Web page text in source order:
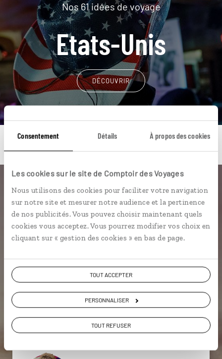
Consentement Détails À propos des cookies
Les cookies sur le site de Comptoir des Voyages
Nous utilisons des cookies pour faciliter votre navigation
sur notre site et mesurer notre audience et la pertinence
de nos publicités. Vous pouvez choisir maintenant quels
cookies vous acceptez. Vous pourrez modifier vos choix en
cliquant sur « gestion des cookies » en bas de page.
TOUT ACCEPTER
PERSONNALISER
TOUT REFUSER
Nos 61 idées de voyage
Etats-Unis
DÉCOUVRIR
Une envie de voyage
particulière ?
Bayou Fort Myers Key Largo Bâton Rouge
Biscayne National Park
Plongée
Everglades